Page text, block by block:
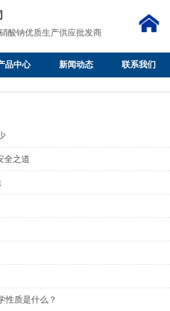
酸钠优质生产供应批发商
品中心 新闻动态 联系我们
全之道
性质是什么？